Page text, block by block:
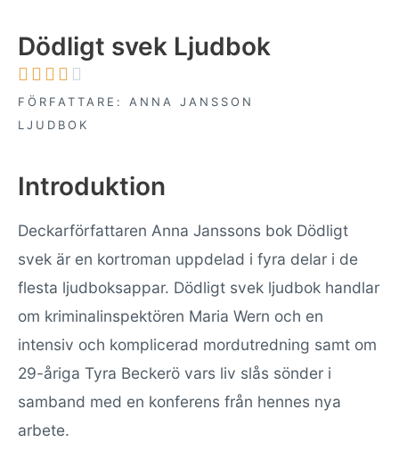
Dödligt svek Ljudbok
    
FÖRFATTARE: ANNA JANSSON
LJUDBOK
Introduktion
Deckarförfattaren Anna Janssons bok Dödligt
svek är en kortroman uppdelad i fyra delar i de
flesta ljudboksappar. Dödligt svek ljudbok handlar
om kriminalinspektören Maria Wern och en
intensiv och komplicerad mordutredning samt om
29-åriga Tyra Beckerö vars liv slås sönder i
samband med en konferens från hennes nya
arbete.